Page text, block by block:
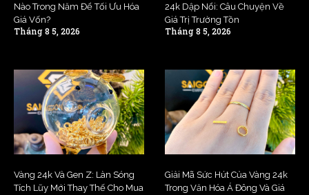
Nào Trong Năm Để Tối Ưu Hóa
Giá Vốn?
Tháng 8 5, 2026
24k Dập Nổi: Câu Chuyện Về
Giá Trị Trường Tồn
Tháng 8 5, 2026
Vàng 24k Và Gen Z: Làn Sóng
Tích Lũy Mới Thay Thế Cho Mua
Giải Mã Sức Hút Của Vàng 24k
Trong Văn Hóa Á Đông Và Giá